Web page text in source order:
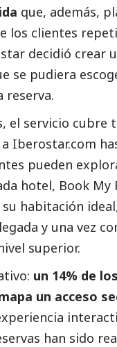
que, además,
los clientes
decidió crear
se pudiera
reserva.
el servicio cubre
Iberostar.com
pueden
hotel, Book My
habitación
y una vez
superior.
un 14% de
un acceso
han sido